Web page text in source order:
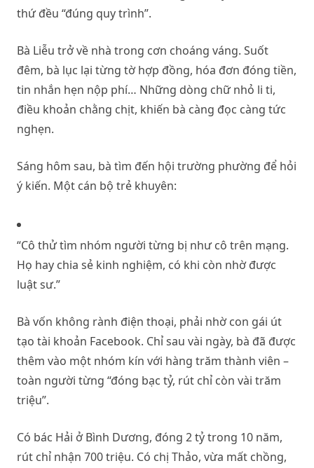
thứ đều “đúng quy trình”.
Bà Liễu trở về nhà trong cơn choáng váng. Suốt
đêm, bà lục lại từng tờ hợp đồng, hóa đơn đóng tiền,
tin nhắn hẹn nộp phí… Những dòng chữ nhỏ li ti,
điều khoản chằng chịt, khiến bà càng đọc càng tức
nghẹn.
Sáng hôm sau, bà tìm đến hội trường phường để hỏi
ý kiến. Một cán bộ trẻ khuyên:
“Cô thử tìm nhóm người từng bị như cô trên mạng.
Họ hay chia sẻ kinh nghiệm, có khi còn nhờ được
luật sư.”
Bà vốn không rành điện thoại, phải nhờ con gái út
tạo tài khoản Facebook. Chỉ sau vài ngày, bà đã được
thêm vào một nhóm kín với hàng trăm thành viên –
toàn người từng “đóng bạc tỷ, rút chỉ còn vài trăm
triệu”.
Có bác Hải ở Bình Dương, đóng 2 tỷ trong 10 năm,
rút chỉ nhận 700 triệu. Có chị Thảo, vừa mất chồng,